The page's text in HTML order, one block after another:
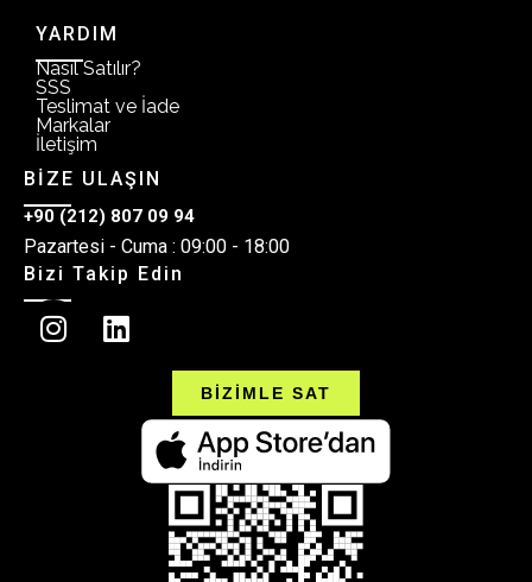
YARDIM
Nasıl Satılır?
SSS
Teslimat ve İade
Markalar
İletişim
BİZE ULAŞIN
+90 (212) 807 09 94
Pazartesi - Cuma : 09:00 - 18:00
Bizi Takip Edin
BİZİMLE SAT